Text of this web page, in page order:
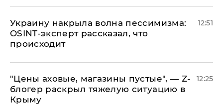
​Украину накрыла волна пессимизма:
OSINT-эксперт рассказал, что
происходит
12:51
​"Цены аховые, магазины пустые", — Z-
блогер раскрыл тяжелую ситуацию в
Крыму
12:25